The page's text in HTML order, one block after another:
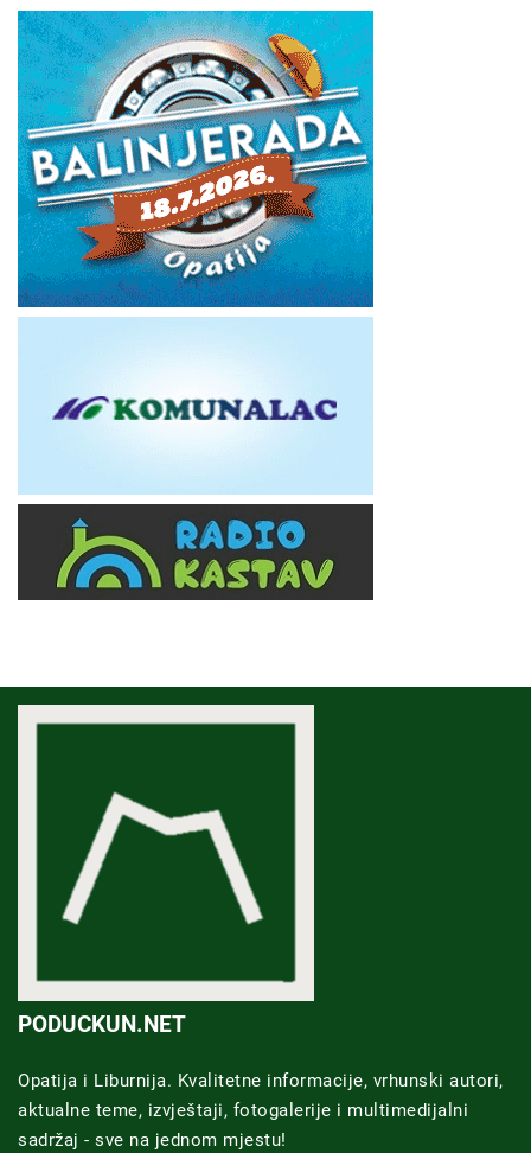
PODUCKUN.NET
Opatija i Liburnija. Kvalitetne informacije, vrhunski autori,
aktualne teme, izvještaji, fotogalerije i multimedijalni
sadržaj - sve na jednom mjestu!